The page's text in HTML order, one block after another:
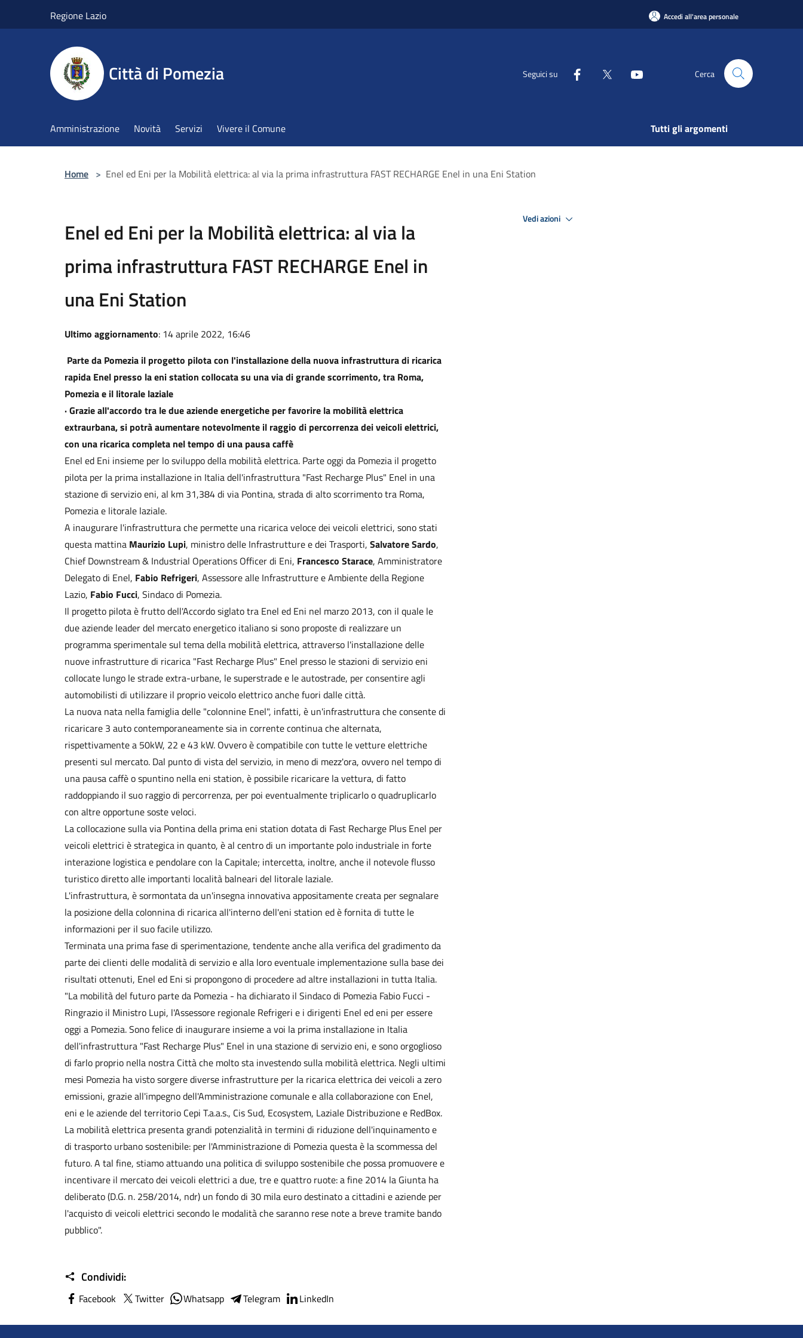
Regione Lazio Accedi all'area personale
Città di Pomezia Seguici su Cerca
Amministrazione Novità Servizi Vivere il Comune Tutti gli argomenti
Home > Enel ed Eni per la Mobilità elettrica: al via la prima infrastruttura FAST RECHARGE Enel in una Eni Station
Enel ed Eni per la Mobilità elettrica: al via la
prima infrastruttura FAST RECHARGE Enel in
una Eni Station
Ultimo aggiornamento: 14 aprile 2022, 16:46
Parte da Pomezia il progetto pilota con l'installazione della nuova infrastruttura di ricarica
rapida Enel presso la eni station collocata su una via di grande scorrimento, tra Roma,
Pomezia e il litorale laziale
· Grazie all'accordo tra le due aziende energetiche per favorire la mobilità elettrica
extraurbana, si potrà aumentare notevolmente il raggio di percorrenza dei veicoli elettrici,
con una ricarica completa nel tempo di una pausa caffè
Enel ed Eni insieme per lo sviluppo della mobilità elettrica. Parte oggi da Pomezia il progetto
pilota per la prima installazione in Italia dell'infrastruttura "Fast Recharge Plus" Enel in una
stazione di servizio eni, al km 31,384 di via Pontina, strada di alto scorrimento tra Roma,
Pomezia e litorale laziale.
A inaugurare l'infrastruttura che permette una ricarica veloce dei veicoli elettrici, sono stati
questa mattina Maurizio Lupi, ministro delle Infrastrutture e dei Trasporti, Salvatore Sardo,
Chief Downstream & Industrial Operations Officer di Eni, Francesco Starace, Amministratore
Delegato di Enel, Fabio Refrigeri, Assessore alle Infrastrutture e Ambiente della Regione
Lazio, Fabio Fucci, Sindaco di Pomezia.
Il progetto pilota è frutto dell'Accordo siglato tra Enel ed Eni nel marzo 2013, con il quale le
due aziende leader del mercato energetico italiano si sono proposte di realizzare un
programma sperimentale sul tema della mobilità elettrica, attraverso l'installazione delle
nuove infrastrutture di ricarica "Fast Recharge Plus" Enel presso le stazioni di servizio eni
collocate lungo le strade extra-urbane, le superstrade e le autostrade, per consentire agli
automobilisti di utilizzare il proprio veicolo elettrico anche fuori dalle città.
La nuova nata nella famiglia delle "colonnine Enel", infatti, è un'infrastruttura che consente di
ricaricare 3 auto contemporaneamente sia in corrente continua che alternata,
rispettivamente a 50kW, 22 e 43 kW. Ovvero è compatibile con tutte le vetture elettriche
presenti sul mercato. Dal punto di vista del servizio, in meno di mezz'ora, ovvero nel tempo di
una pausa caffè o spuntino nella eni station, è possibile ricaricare la vettura, di fatto
raddoppiando il suo raggio di percorrenza, per poi eventualmente triplicarlo o quadruplicarlo
con altre opportune soste veloci.
La collocazione sulla via Pontina della prima eni station dotata di Fast Recharge Plus Enel per
veicoli elettrici è strategica in quanto, è al centro di un importante polo industriale in forte
interazione logistica e pendolare con la Capitale; intercetta, inoltre, anche il notevole flusso
turistico diretto alle importanti località balneari del litorale laziale.
L'infrastruttura, è sormontata da un'insegna innovativa appositamente creata per segnalare
la posizione della colonnina di ricarica all'interno dell'eni station ed è fornita di tutte le
informazioni per il suo facile utilizzo.
Terminata una prima fase di sperimentazione, tendente anche alla verifica del gradimento da
parte dei clienti delle modalità di servizio e alla loro eventuale implementazione sulla base dei
risultati ottenuti, Enel ed Eni si propongono di procedere ad altre installazioni in tutta Italia.
"La mobilità del futuro parte da Pomezia - ha dichiarato il Sindaco di Pomezia Fabio Fucci -
Ringrazio il Ministro Lupi, l'Assessore regionale Refrigeri e i dirigenti Enel ed eni per essere
oggi a Pomezia. Sono felice di inaugurare insieme a voi la prima installazione in Italia
dell'infrastruttura "Fast Recharge Plus" Enel in una stazione di servizio eni, e sono orgoglioso
di farlo proprio nella nostra Città che molto sta investendo sulla mobilità elettrica. Negli ultimi
mesi Pomezia ha visto sorgere diverse infrastrutture per la ricarica elettrica dei veicoli a zero
emissioni, grazie all'impegno dell'Amministrazione comunale e alla collaborazione con Enel,
eni e le aziende del territorio Cepi T.a.a.s., Cis Sud, Ecosystem, Laziale Distribuzione e RedBox.
La mobilità elettrica presenta grandi potenzialità in termini di riduzione dell'inquinamento e
di trasporto urbano sostenibile: per l'Amministrazione di Pomezia questa è la scommessa del
futuro. A tal fine, stiamo attuando una politica di sviluppo sostenibile che possa promuovere e
incentivare il mercato dei veicoli elettrici a due, tre e quattro ruote: a fine 2014 la Giunta ha
deliberato (D.G. n. 258/2014, ndr) un fondo di 30 mila euro destinato a cittadini e aziende per
l'acquisto di veicoli elettrici secondo le modalità che saranno rese note a breve tramite bando
pubblico".
Condividi:
Facebook Twitter Whatsapp Telegram LinkedIn
Vedi azioni